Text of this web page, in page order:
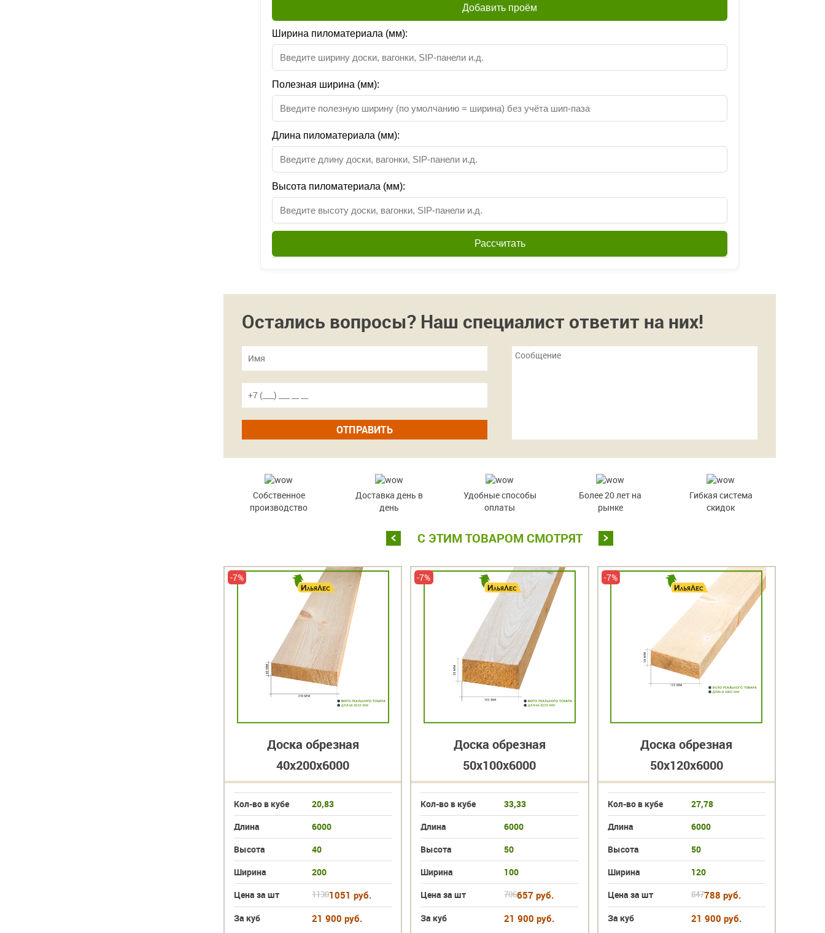
Добавить проём
Ширина пиломатериала (мм):
Полезная ширина (мм):
Длина пиломатериала (мм):
Высота пиломатериала (мм):
Рассчитать
Остались вопросы? Наш специалист ответит на них!
ОТПРАВИТЬ
Собственное
производство
Доставка день в
день
Удобные способы
оплаты
Более 20 лет на
рынке
Гибкая система
скидок
С ЭТИМ ТОВАРОМ СМОТРЯТ
-7%
Доска обрезная
40х200х6000
Кол-во в кубе
20,83
Длина
6000
Высота
40
Ширина
200
Цена за шт
11301051 руб.
За куб 21 900 руб.
-7%
Доска обрезная
50х100х6000
Кол-во в кубе
33,33
Длина
6000
Высота
50
Ширина
100
Цена за шт
706657 руб.
За куб 21 900 руб.
-7%
Доска обрезная
50х120х6000
Кол-во в кубе
27,78
Длина
6000
Высота
50
Ширина
120
Цена за шт
847788 руб.
За куб 21 900 руб.